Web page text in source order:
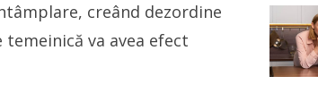
creând dezordine
va avea efect